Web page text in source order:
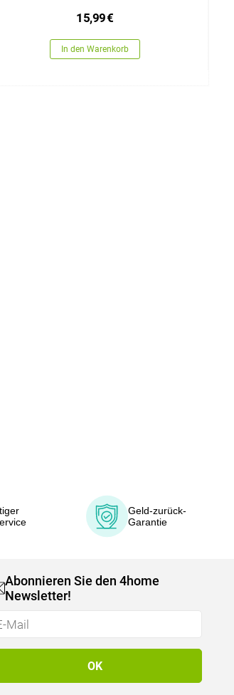
15,99€
In den Warenkorb
Geld-zurück-
Garantie
Abonnieren Sie den 4home
Newsletter!